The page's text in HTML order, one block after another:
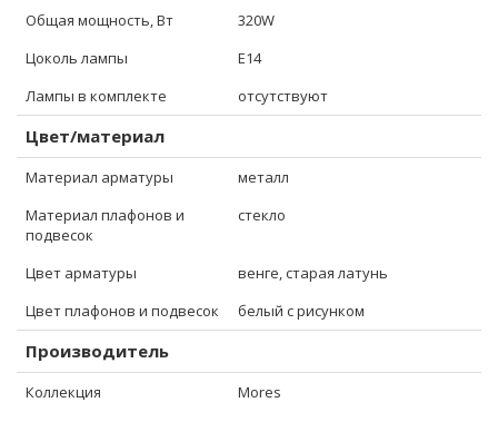
Общая мощность, Вт
320W
Цоколь лампы
E14
Лампы в комплекте
отсутствуют
Цвет/материал
Материал арматуры
металл
Материал плафонов и
подвесок
стекло
Цвет арматуры
венге, старая латунь
Цвет плафонов и подвесок
белый с рисунком
Производитель
Коллекция
Mores